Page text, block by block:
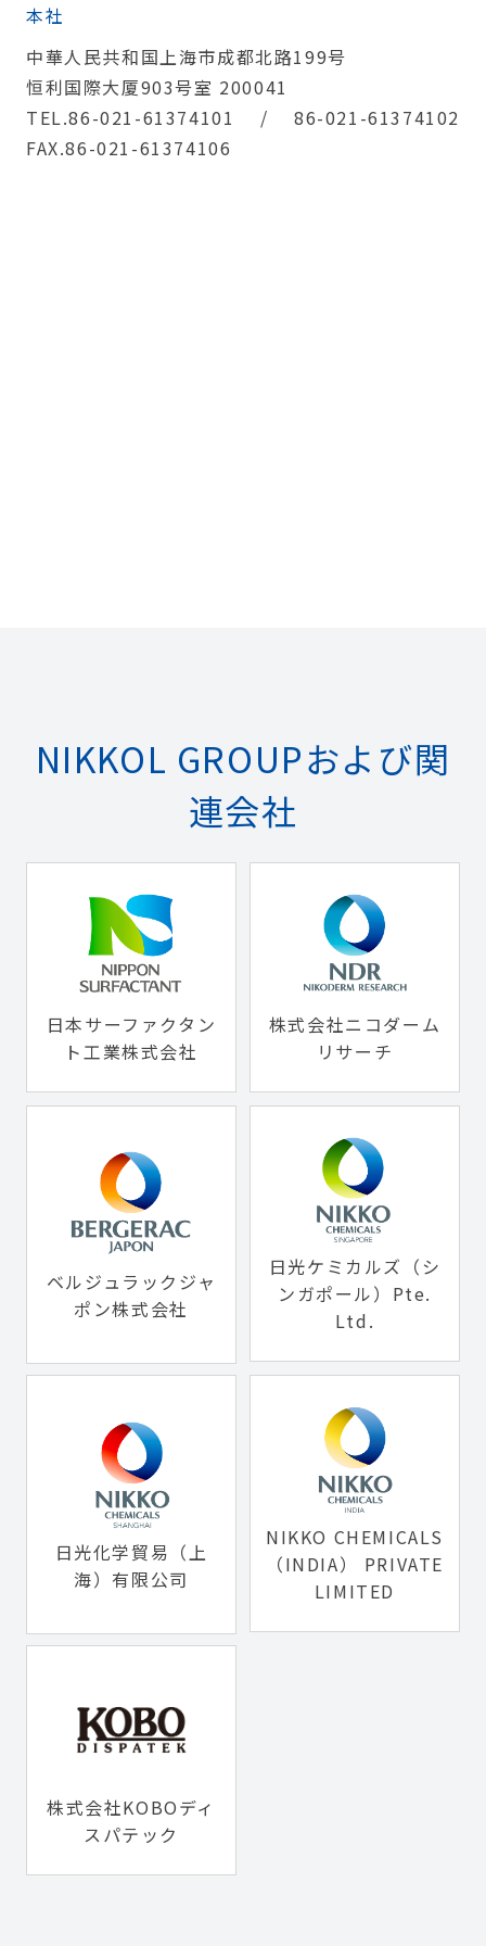
本社
中華人民共和国上海市成都北路199号
恒利国際大厦903号室 200041
TEL.86-021-61374101 / 86-021-61374102
FAX.86-021-61374106
NIKKOL GROUPおよび関
連会社
日本サーファクタン
ト工業株式会社
株式会社ニコダーム
リサーチ
ベルジュラックジャ
ポン株式会社
日光ケミカルズ（シ
ンガポール）Pte.
Ltd.
日光化学貿易（上
海）有限公司
NIKKO CHEMICALS
（INDIA） PRIVATE
LIMITED
株式会社KOBOディ
スパテック